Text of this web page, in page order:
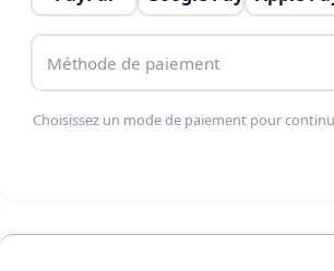
Méthode de paiement
Choisissez un mode de paiement pour